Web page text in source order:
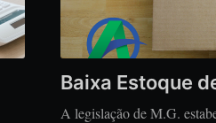
Baixa Estoque
A legislação de M.G.